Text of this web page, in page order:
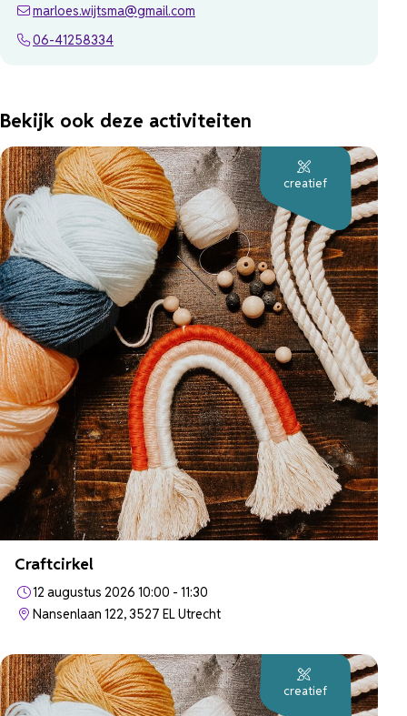
marloes.wijtsma@gmail.com
06-41258334
Bekijk ook deze activiteiten
creatief
Craftcirkel
12 augustus 2026 10:00 - 11:30
Nansenlaan 122, 3527 EL Utrecht
creatief